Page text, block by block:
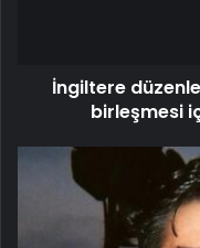
İngiltere
birleşmesi